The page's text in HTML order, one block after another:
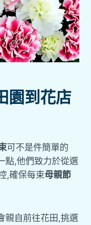
園到花店
可不是件簡單的
點,他們致力於從選
,確保每束母親節
親自前往花田,挑選